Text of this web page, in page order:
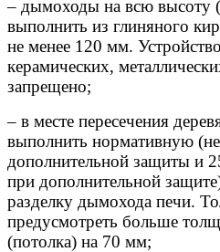
– дымоходы на всю высоту
выполнить из глиняного
не менее 120 мм.
керамических,
запрещено;
– в месте пересечения
выполнить нормативную
дополнительной защиты и
при дополнительной
разделку дымохода печи.
предусмотреть больше
(потолка) на 70 мм;